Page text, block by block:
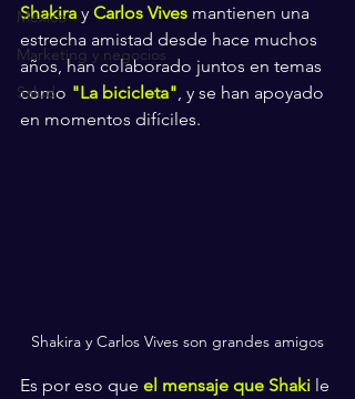
México
Marketing y negocios
Salud
Shakira y Carlos Vives mantienen una
estrecha amistad desde hace muchos
años, han colaborado juntos en temas
como "La bicicleta", y se han apoyado
en momentos difíciles.
Shakira y Carlos Vives son grandes amigos
Es por eso que el mensaje que Shaki le